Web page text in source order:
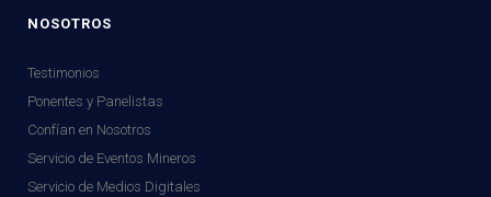
NOSOTROS
Testimonios
Ponentes y Panelistas
Confían en Nosotros
Servicio de Eventos Mineros
Servicio de Medios Digitales